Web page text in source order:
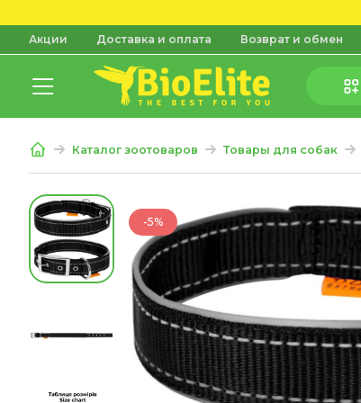
Акции Доставка и оплата Возврат и обмен
Каталог зоотоваров Товары для собак
-5%